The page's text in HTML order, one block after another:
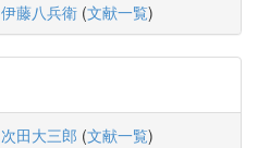
伊藤八兵衛 (文献一覧)
次田大三郎 (文献一覧)